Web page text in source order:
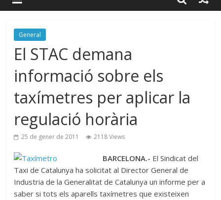
General
El STAC demana
informació sobre els
taxímetres per aplicar la
regulació horària
25 de gener de 2011 2118 Views
BARCELONA.- El Sindicat del
Taxi de Catalunya ha solicitat al Director General de
Industria de la Generalitat de Catalunya un informe per a
saber si tots els aparells taxímetres que existeixen